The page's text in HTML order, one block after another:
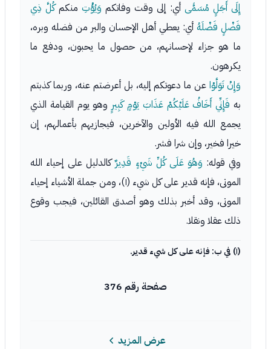
إِلَى أَجَلٍ مُسَمًّى أي: إلى وقت وفاتكم وَيُؤْتِ منكمكُلَّ ذِي
فَضْلٍ فَضْلَهُ أي: يعطي أهل الإحسان والبر من فضله وبره،
ما هو جزاء لإحسانهم، من حصول ما يحبون، ودفع ما
يكرهون.
وَإِنْ تَوَلَّوْاعن ما دعوتكم إليه، بل أعرضتم عنه، وربما كذبتم
به فَإِنِّي أَخَافُ عَلَيْكُمْ عَذَابَ يَوْمٍ كَبِيرٍ وهو يوم القيامة الذي
يجمع الله فيه الأولين والآخرين، فيجازيهم بأعمالهم، إن
خيرا فخير، وإن شرا فشر.
وفي قوله: وَهُوَ عَلَى كُلِّ شَيْءٍ قَدِيرٌكالدليل على إحياء الله
الموتى، فإنه قدير على كل شيء (١)، ومن جملة الأشياء إحياء
الموتى، وقد أخبر بذلك وهو أصدق القائلين، فيجب وقوع
ذلك عقلا ونقلا.
(١) في ب: فإنه على كل شيء قدير.
صفحة رقم 376
عرض المزيد